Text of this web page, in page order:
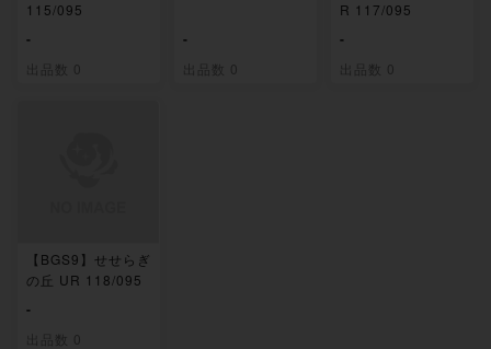
115/095
-
出品数 0
-
出品数 0
R 117/095
-
出品数 0
【BGS9】せせらぎ
の丘 UR 118/095
-
出品数 0